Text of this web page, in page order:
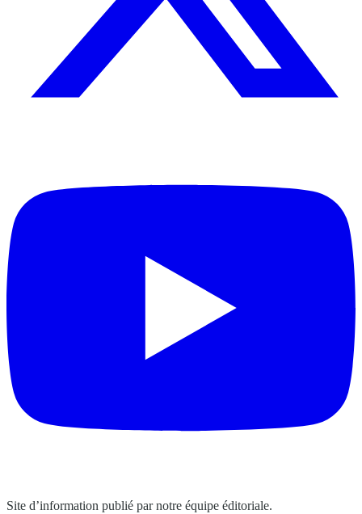
Site d’information publié par notre équipe éditoriale.